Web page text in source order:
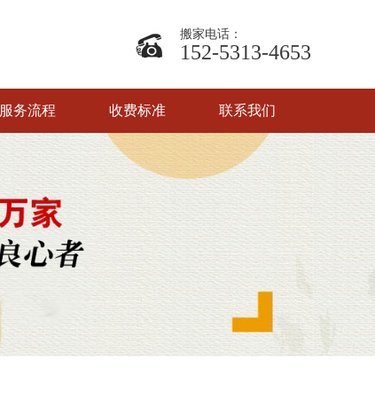
搬家电话：
152-5313-4653
服务流程 收费标准 联系我们